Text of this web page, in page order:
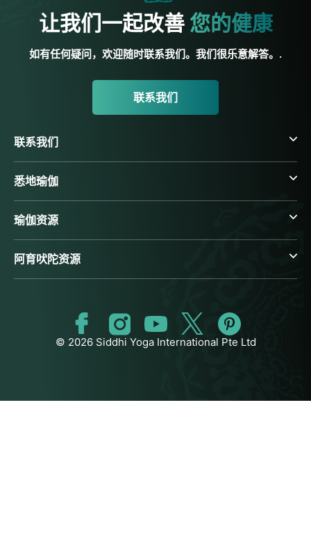
让我们一起改善 您的健康
如有任何疑问，欢迎随时联系我们。我们很乐意解答。.
联系我们
联系我们
悉地瑜伽
瑜伽资源
阿育吠陀资源
© 2026 Siddhi Yoga International Pte Ltd